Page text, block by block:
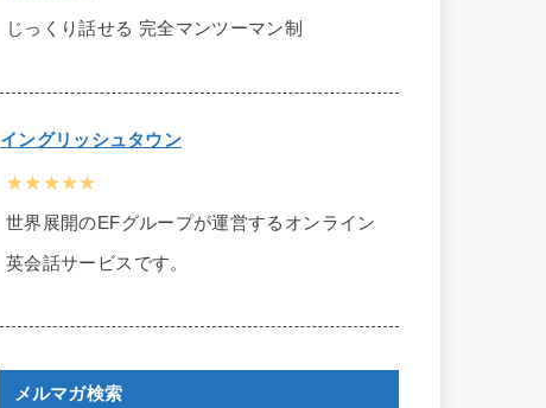
じっくり話せる 完全マンツーマン制
イングリッシュタウン
★★★★★
世界展開のEFグループが運営するオンライン
英会話サービスです。
メルマガ検索